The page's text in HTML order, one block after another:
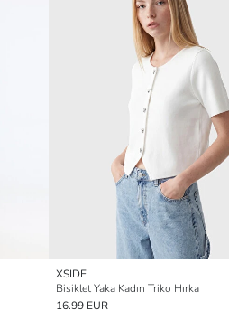
XSIDE
Bisiklet Yaka Kadın Triko Hırka
16.99 EUR